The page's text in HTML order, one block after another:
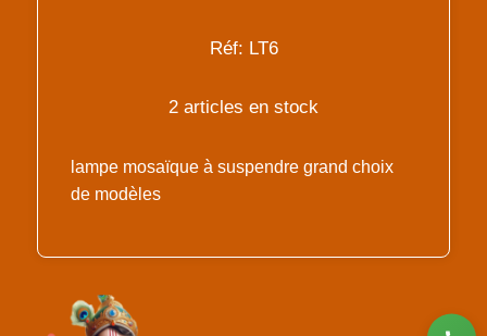
Réf: LT6
2 articles en stock
lampe mosaïque à suspendre grand choix
de modèles